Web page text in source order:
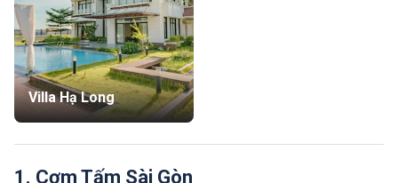
Villa Hạ Long
1. Cơm Tấm Sài Gòn